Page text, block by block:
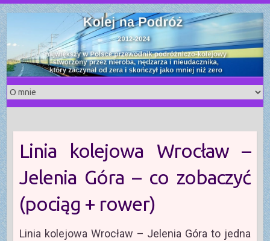
S
k
i
p
t
o
c
o
n
t
e
n
t
Linia kolejowa Wrocław –
Jelenia Góra – co zobaczyć
(pociąg + rower)
Linia kolejowa Wrocław – Jelenia Góra to jedna